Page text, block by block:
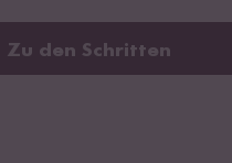
Zu den Schritten